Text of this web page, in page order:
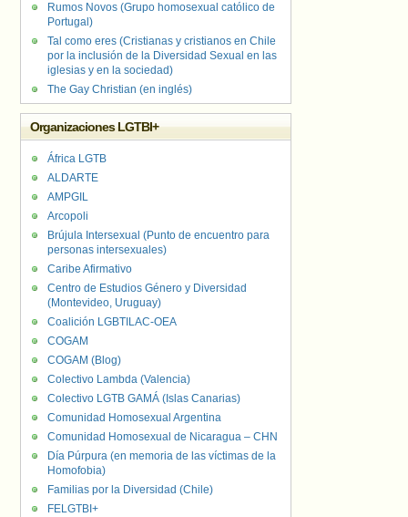
Rumos Novos (Grupo homosexual católico de
Portugal)
Tal como eres (Cristianas y cristianos en Chile
por la inclusión de la Diversidad Sexual en las
iglesias y en la sociedad)
The Gay Christian (en inglés)
Organizaciones LGTBI+
África LGTB
ALDARTE
AMPGIL
Arcopoli
Brújula Intersexual (Punto de encuentro para
personas intersexuales)
Caribe Afirmativo
Centro de Estudios Género y Diversidad
(Montevideo, Uruguay)
Coalición LGBTILAC-OEA
COGAM
COGAM (Blog)
Colectivo Lambda (Valencia)
Colectivo LGTB GAMÁ (Islas Canarias)
Comunidad Homosexual Argentina
Comunidad Homosexual de Nicaragua – CHN
Día Púrpura (en memoria de las víctimas de la
Homofobia)
Familias por la Diversidad (Chile)
FELGTBI+